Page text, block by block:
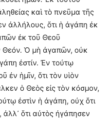
καὶ τὸ πνεῦμα τῆς
ἀλλήλους, ὅτι ἡ ἀγάπη ἐκ
ἐκ τοῦ Θεοῦ
Θεόν. Ὁ μὴ ἀγαπῶν, οὐκ
ἐστίν. Ἐν τούτῳ
ἡμῖν, ὅτι τὸν υἱὸν
ὁ Θεὸς εἰς τὸν κόσμον,
ἐστὶν ἡ ἀγάπη, οὐχ ὅτι
ὅτι αὐτὸς ἠγάπησεν